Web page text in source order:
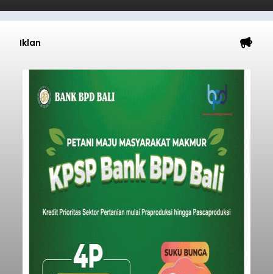
Iklan